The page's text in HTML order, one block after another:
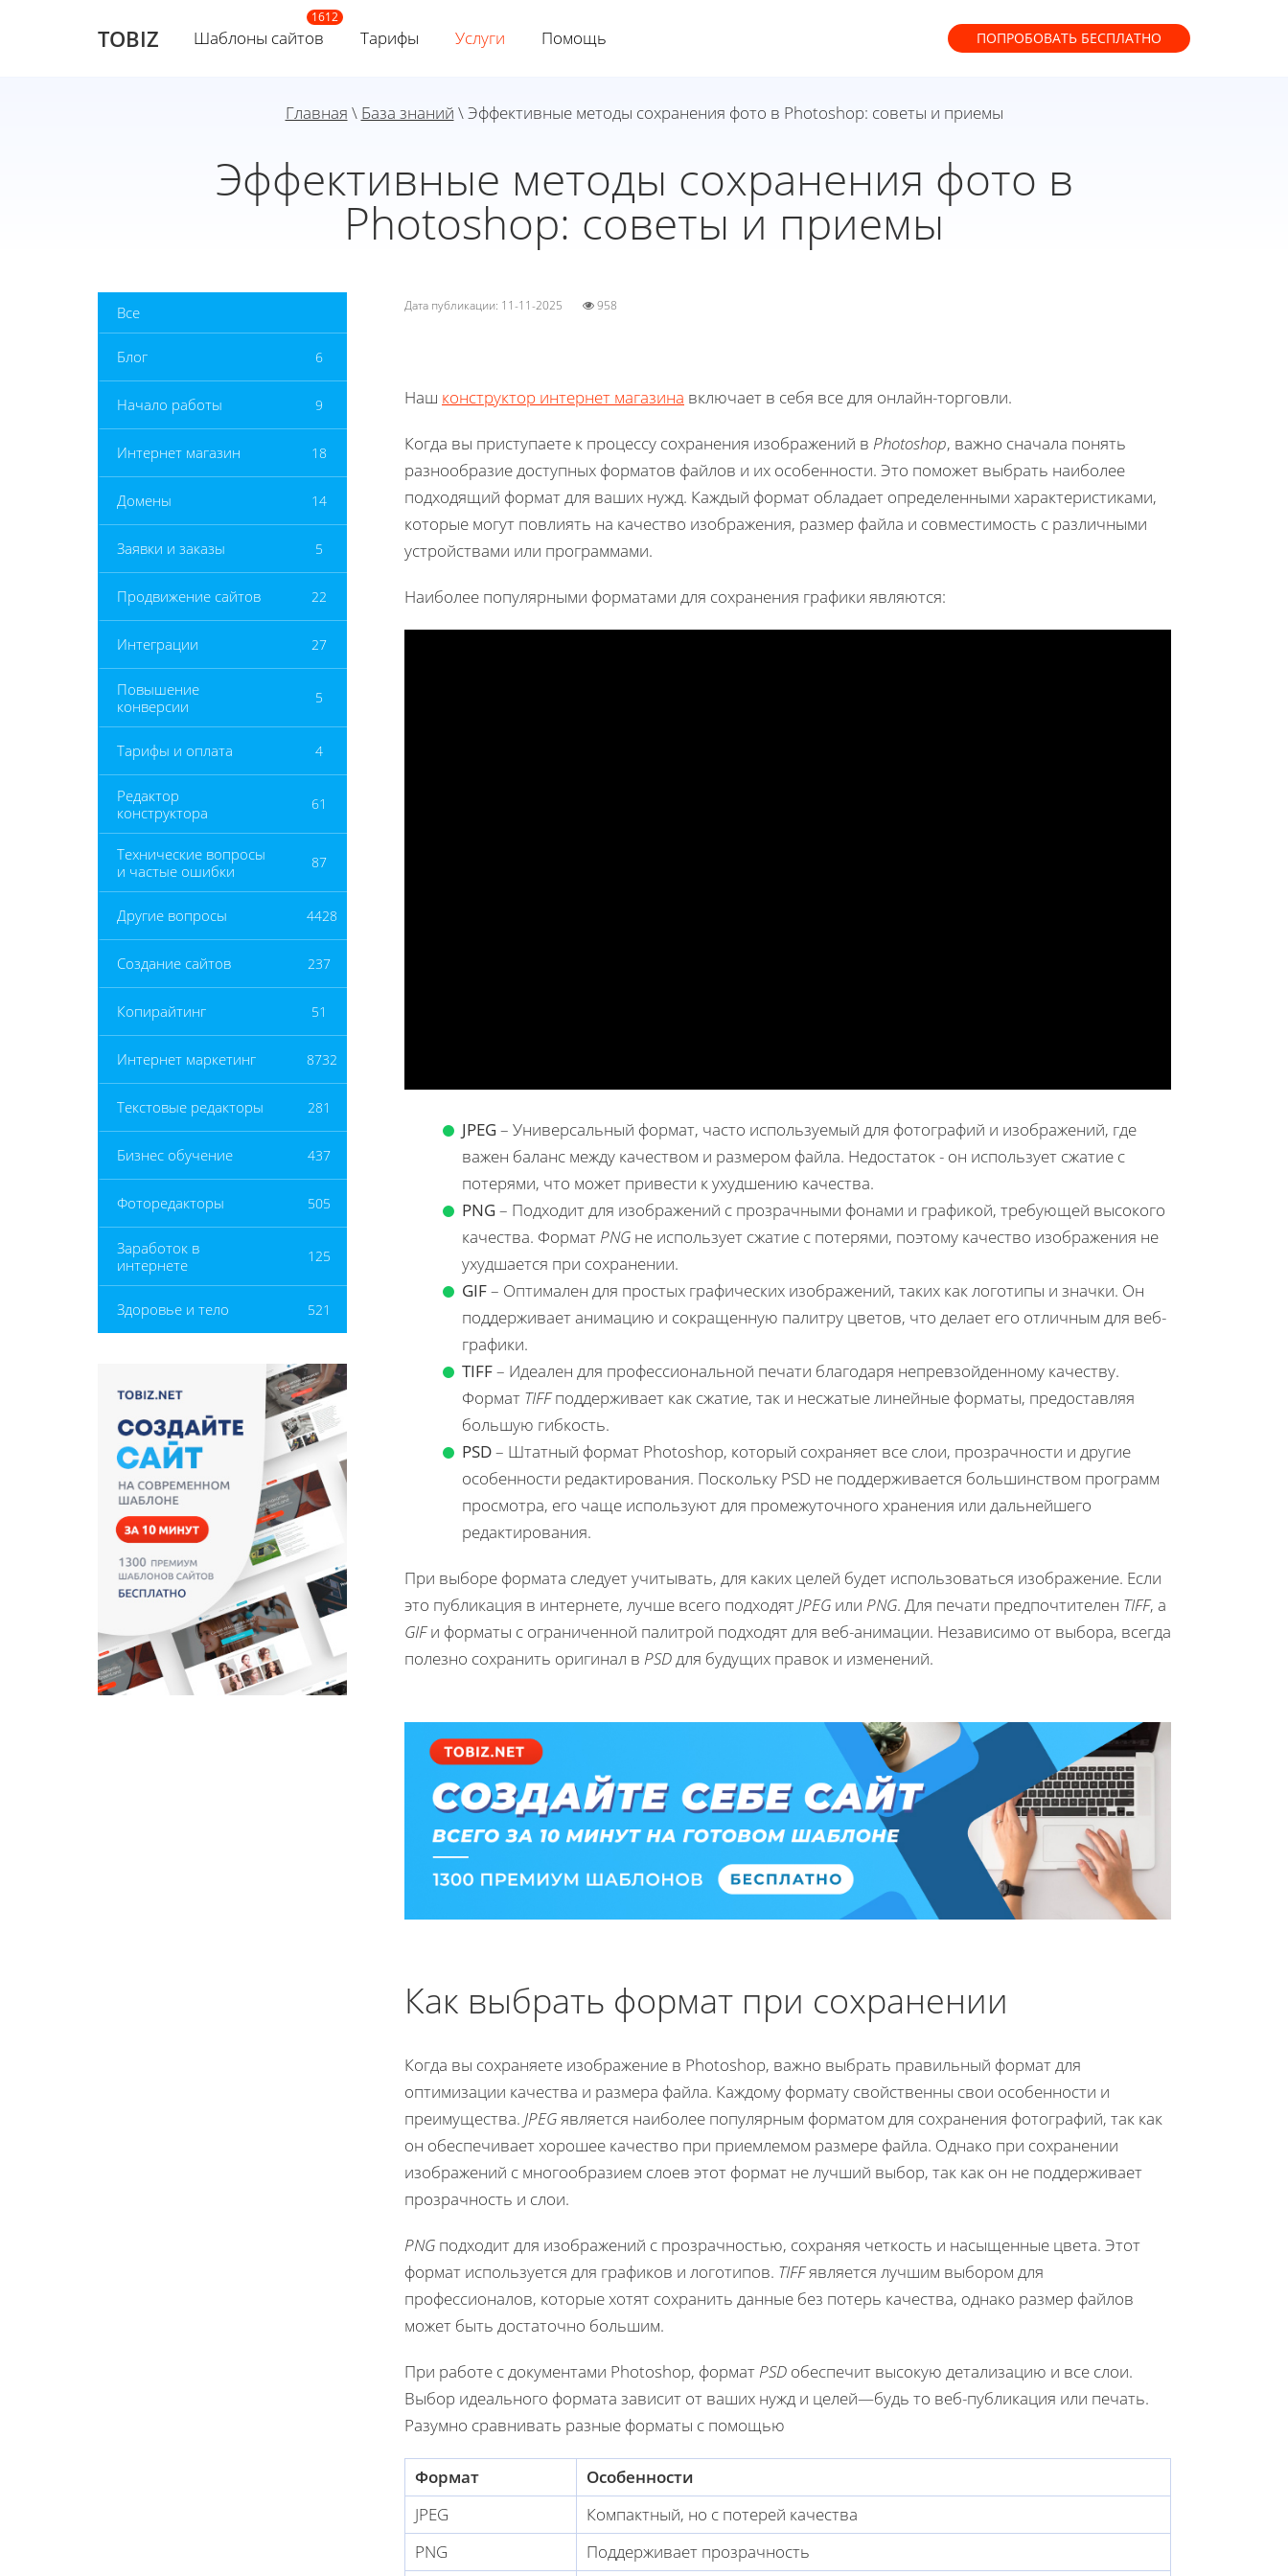
TOBIZ Шаблоны сайтов Тарифы Услуги Помощь ПОПРОБОВАТЬ БЕСПЛАТНО
Главная \ База знаний \ Эффективные методы сохранения фото в Photoshop: советы и приемы
Эффективные методы сохранения фото в
Photoshop: советы и приемы
Все
Блог 6
Начало работы 9
Интернет магазин 18
Домены 14
Заявки и заказы 5
Продвижение сайтов 22
Интеграции 27
Повышение
конверсии
5
Тарифы и оплата 4
Редактор
конструктора
61
Технические вопросы
и частые ошибки
87
Другие вопросы 4428
Создание сайтов 237
Копирайтинг 51
Интернет маркетинг 8732
Текстовые редакторы 281
Бизнес обучение 437
Фоторедакторы 505
Заработок в
интернете
125
Здоровье и тело 521
Дата публикации: 11-11-2025 958
Наш конструктор интернет магазина включает в себя все для онлайн-торговли.
Когда вы приступаете к процессу сохранения изображений в Photoshop, важно сначала понять
разнообразие доступных форматов файлов и их особенности. Это поможет выбрать наиболее
подходящий формат для ваших нужд. Каждый формат обладает определенными характеристиками,
которые могут повлиять на качество изображения, размер файла и совместимость с различными
устройствами или программами.
Наиболее популярными форматами для сохранения графики являются:
JPEG– Универсальный формат, часто используемый для фотографий и изображений, где
важен баланс между качеством и размером файла. Недостаток - он использует сжатие с
потерями, что может привести к ухудшению качества.
PNG– Подходит для изображений с прозрачными фонами и графикой, требующей высокого
качества. Формат PNG не использует сжатие с потерями, поэтому качество изображения не
ухудшается при сохранении.
GIF– Оптимален для простых графических изображений, таких как логотипы и значки. Он
поддерживает анимацию и сокращенную палитру цветов, что делает его отличным для веб-
графики.
TIFF– Идеален для профессиональной печати благодаря непревзойденному качеству.
Формат TIFFподдерживает как сжатие, так и несжатые линейные форматы, предоставляя
большую гибкость.
PSD– Штатный формат Photoshop, который сохраняет все слои, прозрачности и другие
особенности редактирования. Поскольку PSD не поддерживается большинством программ
просмотра, его чаще используют для промежуточного хранения или дальнейшего
редактирования.
При выборе формата следует учитывать, для каких целей будет использоваться изображение. Если
это публикация в интернете, лучше всего подходятJPEG или PNG. Для печати предпочтителен TIFF, а
GIFи форматы с ограниченной палитрой подходят для веб-анимации. Независимо от выбора, всегда
полезно сохранить оригинал в PSDдля будущих правок и изменений.
Как выбрать формат при сохранении
Когда вы сохраняете изображение в Photoshop, важно выбрать правильный формат для
оптимизации качества и размера файла. Каждому формату свойственны свои особенности и
преимущества. JPEGявляется наиболее популярным форматом для сохранения фотографий, так как
он обеспечивает хорошее качество при приемлемом размере файла. Однако при сохранении
изображений с многообразием слоев этот формат не лучший выбор, так как он не поддерживает
прозрачность и слои.
PNG подходит для изображений с прозрачностью, сохраняя четкость и насыщенные цвета. Этот
формат используется для графиков и логотипов. TIFFявляется лучшим выбором для
профессионалов, которые хотят сохранить данные без потерь качества, однако размер файлов
может быть достаточно большим.
При работе с документами Photoshop, формат PSD обеспечит высокую детализацию и все слои.
Выбор идеального формата зависит от ваших нужд и целей—будь то веб-публикация или печать.
Разумно сравнивать разные форматы с помощью
Формат
Особенности
JPEG
Компактный, но с потерей качества
PNG
Поддерживает прозрачность